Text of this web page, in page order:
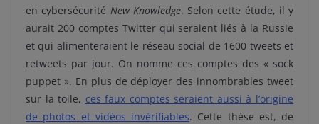
en cybersécurité New Knowledge. Selon cette étude, il y
aurait 200 comptes Twitter qui seraient liés à la Russie
et qui alimenteraient le réseau social de 1600 tweets et
retweets par jour. On nomme ces comptes des « sock
puppet ». En plus de déployer des innombrables tweet
sur la toile, ces faux comptes seraient aussi à l’origine
de photos et vidéos invérifiables. Cette thèse est, de